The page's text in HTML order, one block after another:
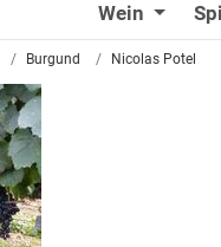
Wein
Burgund Nicolas Potel